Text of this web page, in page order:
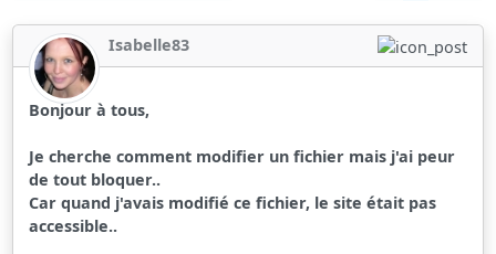
Isabelle83
Bonjour à tous,
Je cherche comment modifier un fichier mais j'ai peur
de tout bloquer..
Car quand j'avais modifié ce fichier, le site était pas
accessible..